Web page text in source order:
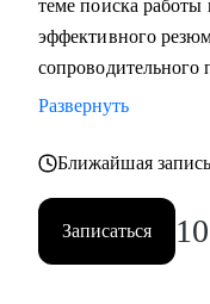
сложные вопросы.
Кому могу помочь:
среднего звена
при смене
теме поиска работы
эффективного
сопроводительного
Развернуть
Ближайшая запись
Записаться